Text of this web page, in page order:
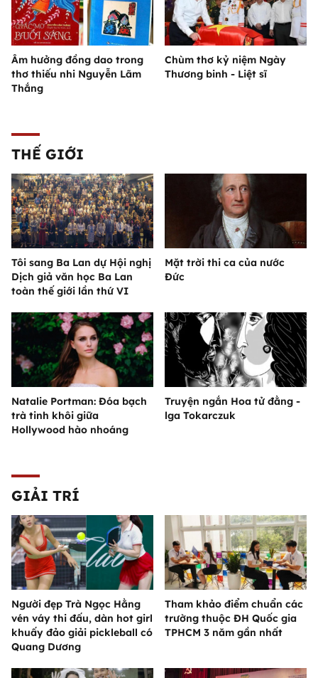
Âm hưởng đồng dao trong
thơ thiếu nhi Nguyễn Lãm
Thắng
Chùm thơ kỷ niệm Ngày
Thương binh - Liệt sĩ
THẾ GIỚI
Tôi sang Ba Lan dự Hội nghị
Dịch giả văn học Ba Lan
toàn thế giới lần thứ VI
Mặt trời thi ca của nước
Đức
Natalie Portman: Đóa bạch
trà tinh khôi giữa
Hollywood hào nhoáng
Truyện ngắn Hoa tử đằng -
lga Tokarczuk
GIẢI TRÍ
Người đẹp Trà Ngọc Hằng
vén váy thi đấu, dàn hot girl
khuấy đảo giải pickleball có
Quang Dương
Tham khảo điểm chuẩn các
trường thuộc ĐH Quốc gia
TPHCM 3 năm gần nhất